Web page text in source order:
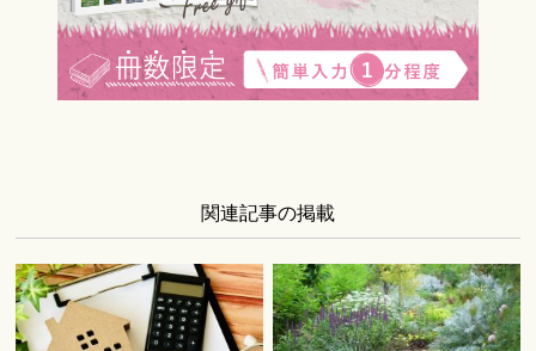
関連記事の掲載